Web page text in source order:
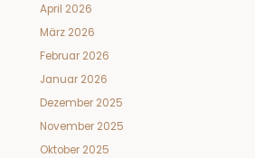
April 2026
März 2026
Februar 2026
Januar 2026
Dezember 2025
November 2025
Oktober 2025